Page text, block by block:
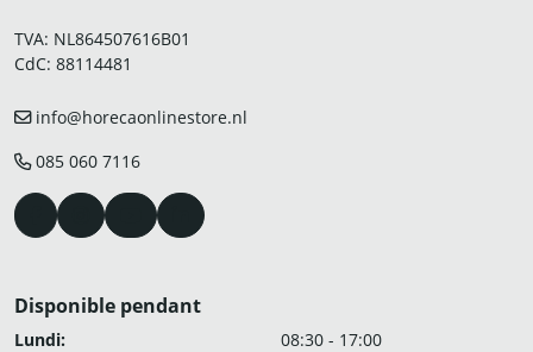
TVA: NL864507616B01
CdC: 88114481
info@horecaonlinestore.nl
085 060 7116
Disponible pendant
Lundi:
08:30 - 17:00